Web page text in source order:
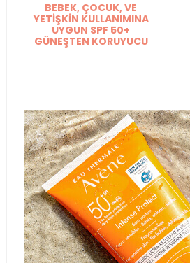
BEBEK, ÇOCUK, VE
YETİŞKİN KULLANIMINA
UYGUN SPF 50+
GÜNEŞTEN KORUYUCU